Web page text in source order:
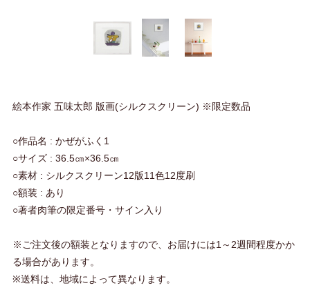
絵本作家 五味太郎 版画(シルクスクリーン) ※限定数品
○作品名 : かぜがふく1
○サイズ : 36.5㎝×36.5㎝
○素材 : シルクスクリーン12版11色12度刷
○額装 : あり
○著者肉筆の限定番号・サイン入り
※ご注文後の額装となりますので、お届けには1～2週間程度かか
る場合があります。
※送料は、地域によって異なります。